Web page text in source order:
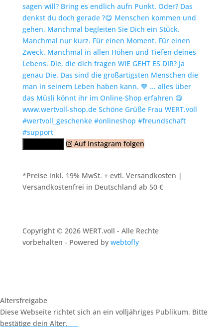
Auf Instagram folgen
*Preise inkl. 19% MwSt. + evtl. Versandkosten |
Versandkostenfrei in Deutschland ab 50 €
Copyright © 2026 WERT.voll - Alle Rechte
vorbehalten - Powered by webtofly
Altersfreigabe
Diese Webseite richtet sich an ein volljähriges Publikum. Bitte
bestätige dein Alter.